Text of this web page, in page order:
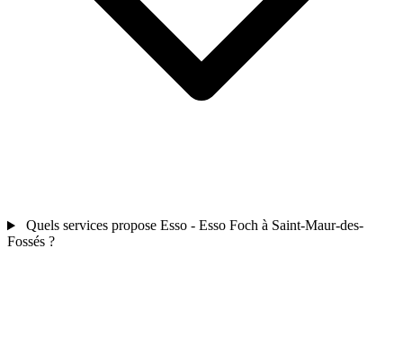
Quels services propose Esso - Esso Foch à Saint-Maur-des-
Fossés ?